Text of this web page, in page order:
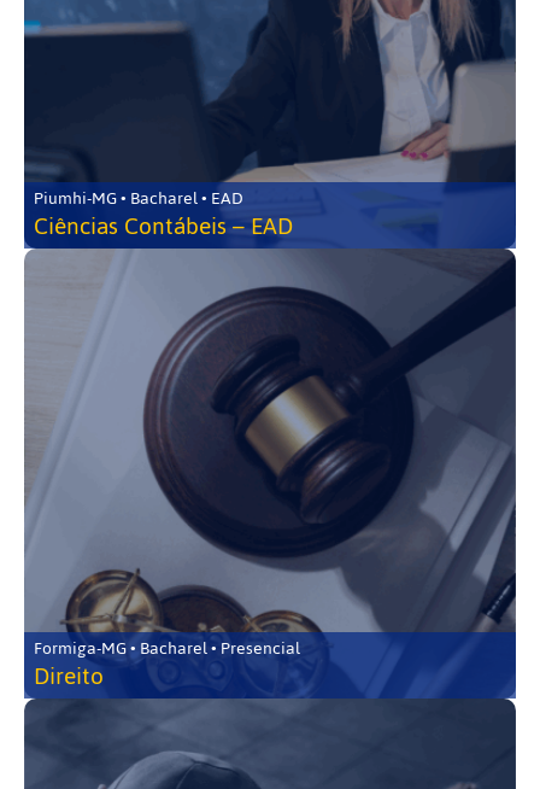
Piumhi-MG • Bacharel • EAD
Ciências Contábeis – EAD
Formiga-MG • Bacharel • Presencial
Direito